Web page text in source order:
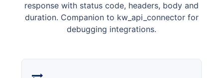
response with status code, headers, body and
duration. Companion to kw_api_connector for
debugging integrations.